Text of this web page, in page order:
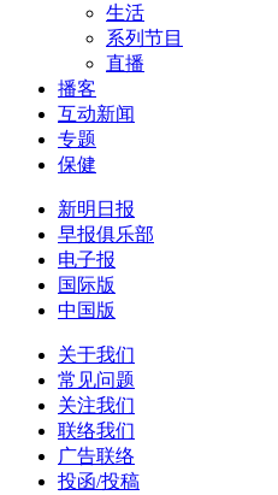
生活
系列节目
直播
播客
互动新闻
专题
保健
新明日报
早报俱乐部
电子报
国际版
中国版
关于我们
常见问题
关注我们
联络我们
广告联络
投函/投稿